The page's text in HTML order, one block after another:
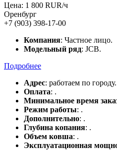
Цена: 1 800 RUR/ч
Оренбург
+7 (903) 398-17-00
Компания: Частное лицо.
Модельный ряд: JCB.
Подробнее
Адрес: работаем по городу.
Оплата: .
Минимальное время
Режим работы: .
Дополнительно: .
Глубина копания: .
Объем ковша: .
Эксплуатационная